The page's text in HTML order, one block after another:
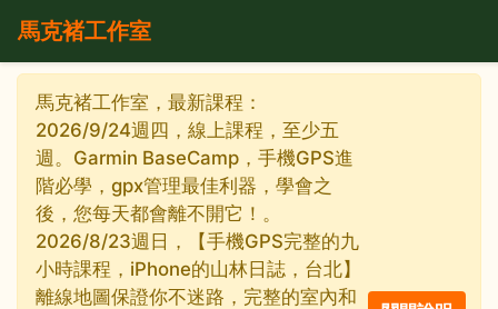
馬克褚工作室
馬克褚工作室，最新課程：
2026/9/24週四，線上課程，至少五
週。Garmin BaseCamp，手機GPS進
階必學，gpx管理最佳利器，學會之
後，您每天都會離不開它！。
2026/8/23週日，【手機GPS完整的九
小時課程，iPhone的山林日誌，台北】
離線地圖保證你不迷路，完整的室內和